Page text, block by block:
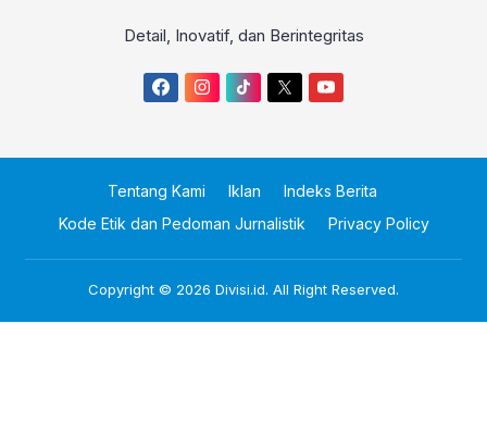
Detail, Inovatif, dan Berintegritas
Tentang Kami Iklan
Indeks Berita
Kode Etik dan Pedoman Jurnalistik
Privacy Policy
Copyright © 2026 Divisi.id. All Right Reserved.